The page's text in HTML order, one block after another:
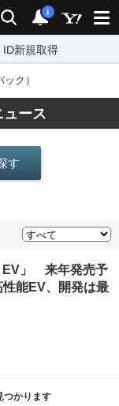
検索 通知
i
ID新規取得
ク）
ース
す
EV」 来年発売予
能EV、開発は最
つかります